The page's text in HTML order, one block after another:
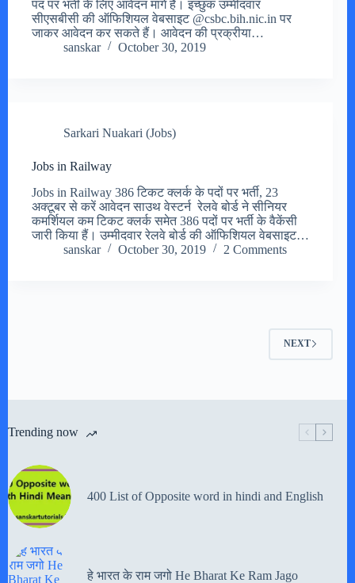
पद पर भर्ती के लिए आवेदन मांगे हैं। इच्छुक उम्मीदवार
सीएसबीसी की ऑफिशियल वेबसाइट @csbc.bih.nic.in पर
जाकर आवेदन कर सकते हैं। आवेदन की प्रक्रीया…
sanskar
October 30, 2019
Sarkari Nuakari (Jobs)
Jobs in Railway
Jobs in Railway 386 टिकट क्लर्क के पदों पर भर्ती, 23
अक्टूबर से करें आवेदन साउथ वेस्टर्न रेलवे बोर्ड ने सीनियर
कमर्शियल कम टिकट क्लर्क समेत 386 पदों पर भर्ती के वैकेंसी
जारी किया हैं। उम्मीदवार रेलवे बोर्ड की ऑफिशियल वेबसाइट…
sanskar
October 30, 2019 2 Comments
NEXT
Trending now
400 List of Opposite word in hindi and English
हे भारत के राम जगो He Bharat Ke Ram Jago